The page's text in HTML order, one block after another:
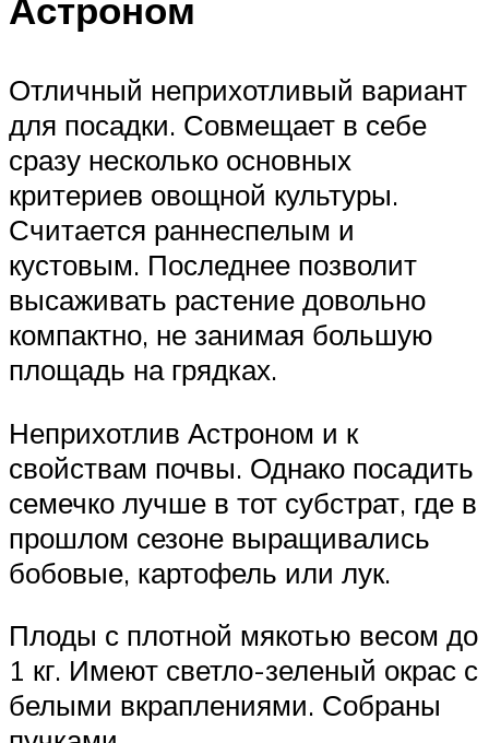
Астроном
Отличный неприхотливый вариант
для посадки. Совмещает в себе
сразу несколько основных
критериев овощной культуры.
Считается раннеспелым и
кустовым. Последнее позволит
высаживать растение довольно
компактно, не занимая большую
площадь на грядках.
Неприхотлив Астроном и к
свойствам почвы. Однако посадить
семечко лучше в тот субстрат, где в
прошлом сезоне выращивались
бобовые, картофель или лук.
Плоды с плотной мякотью весом до
1 кг. Имеют светло-зеленый окрас с
белыми вкраплениями. Собраны